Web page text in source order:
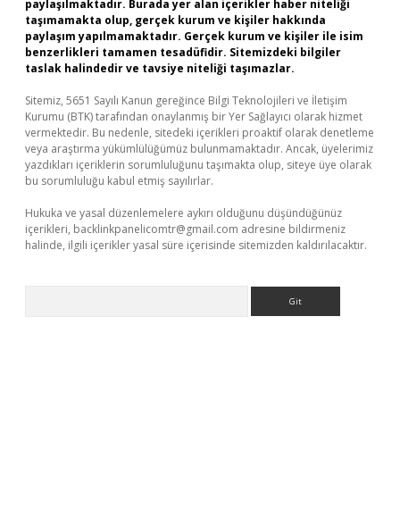
paylaşılmaktadır. Burada yer alan içerikler haber niteliği
taşımamakta olup, gerçek kurum ve kişiler hakkında
paylaşım yapılmamaktadır. Gerçek kurum ve kişiler ile isim
benzerlikleri tamamen tesadüfidir. Sitemizdeki bilgiler
taslak halindedir ve tavsiye niteliği taşımazlar.
Sitemiz, 5651 Sayılı Kanun gereğince Bilgi Teknolojileri ve İletişim
Kurumu (BTK) tarafından onaylanmış bir Yer Sağlayıcı olarak hizmet
vermektedir. Bu nedenle, sitedeki içerikleri proaktif olarak denetleme
veya araştırma yükümlülüğümüz bulunmamaktadır. Ancak, üyelerimiz
yazdıkları içeriklerin sorumluluğunu taşımakta olup, siteye üye olarak
bu sorumluluğu kabul etmiş sayılırlar.
Hukuka ve yasal düzenlemelere aykırı olduğunu düşündüğünüz
içerikleri, backlinkpanelicomtr@gmail.com adresine bildirmeniz
halinde, ilgili içerikler yasal süre içerisinde sitemizden kaldırılacaktır.